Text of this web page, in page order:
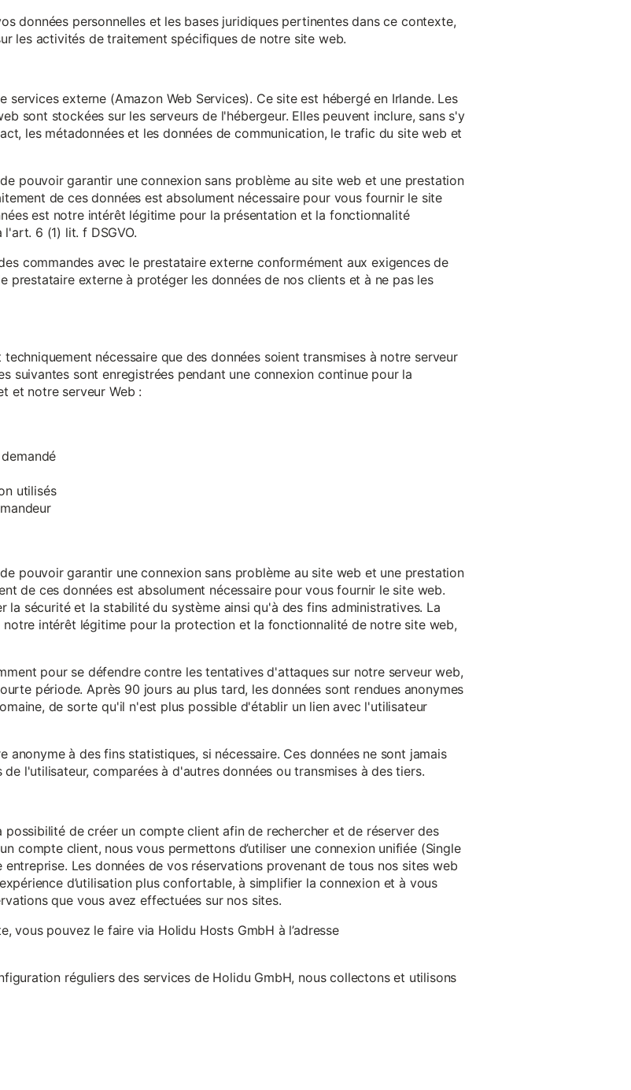
données personnelles et les bases juridiques pertinentes dans ce contexte,
les activités de traitement spécifiques de notre site web.
externe (Amazon Web Services). Ce site est hébergé en Irlande. Les
sont stockées sur les serveurs de l'hébergeur. Elles peuvent inclure, sans s'y
les métadonnées et les données de communication, le trafic du site web et
pouvoir garantir une connexion sans problème au site web et une prestation
de ces données est absolument nécessaire pour vous fournir le site
est notre intérêt légitime pour la présentation et la fonctionnalité
6 (1) lit. f DSGVO.
commandes avec le prestataire externe conformément aux exigences de
prestataire externe à protéger les données de nos clients et à ne pas les
nécessaire que des données soient transmises à notre serveur
suivantes sont enregistrées pendant une connexion continue pour la
et notre serveur Web :
utilisés
pouvoir garantir une connexion sans problème au site web et une prestation
de ces données est absolument nécessaire pour vous fournir le site web.
la sécurité et la stabilité du système ainsi qu'à des fins administratives. La
intérêt légitime pour la protection et la fonctionnalité de notre site web,
pour se défendre contre les tentatives d'attaques sur notre serveur web,
période. Après 90 jours au plus tard, les données sont rendues anonymes
de sorte qu'il n'est plus possible d'établir un lien avec l'utilisateur
anonyme à des fins statistiques, si nécessaire. Ces données ne sont jamais
l'utilisateur, comparées à d'autres données ou transmises à des tiers.
possibilité de créer un compte client afin de rechercher et de réserver des
compte client, nous vous permettons d’utiliser une connexion unifiée (Single
Les données de vos réservations provenant de tous nos sites web
d’utilisation plus confortable, à simplifier la connexion et à vous
que vous avez effectuées sur nos sites.
vous pouvez le faire via Holidu Hosts GmbH à l’adresse
réguliers des services de Holidu GmbH, nous collectons et utilisons